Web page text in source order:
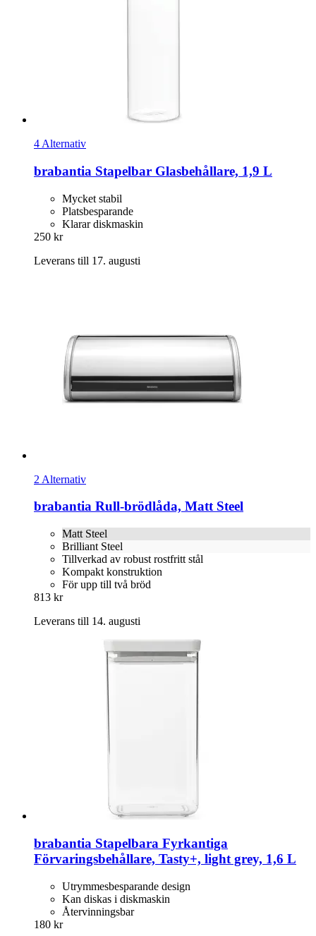
4 Alternativ
brabantia Stapelbar Glasbehållare, 1,9 L
Mycket stabil
Platsbesparande
Klarar diskmaskin
250 kr
Leverans till 17. augusti
2 Alternativ
brabantia Rull-​brödlåda, Matt Steel
Matt Steel
Brilliant Steel
Tillverkad av robust rostfritt stål
Kompakt konstruktion
För upp till två bröd
813 kr
Leverans till 14. augusti
brabantia Stapelbara Fyrkantiga
Förvaringsbehållare, Tasty+, light grey, 1,6 L
Utrymmesbesparande design
Kan diskas i diskmaskin
Återvinningsbar
180 kr